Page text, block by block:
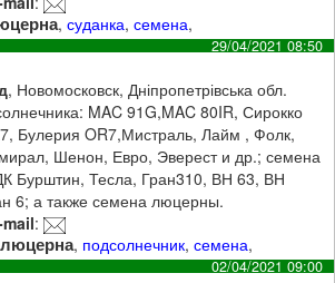
,суданка,семена,
29/04/2021 08:50
, Новомосковск, Дніпропетрівська обл.
MAC 91G,MAC 80IR, Сирокко
Булерия OR7,Мистраль, Лайм , Фолк,
Шенон, Евро, Эверест и др.; семена
Бурштин, Тесла, Гран310, ВН 63, ВН
6; а также семена люцерны.
mail:
люцерна, подсолнечник,семена,
02/04/2021 09:00